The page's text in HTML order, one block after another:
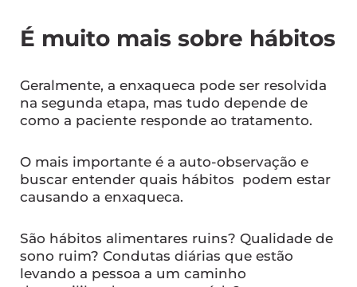
É muito mais sobre hábitos
Geralmente, a enxaqueca pode ser resolvida
na segunda etapa, mas tudo depende de
como a paciente responde ao tratamento.
O mais importante é a auto-observação e
buscar entender quais hábitos podem estar
causando a enxaqueca.
São hábitos alimentares ruins? Qualidade de
sono ruim? Condutas diárias que estão
levando a pessoa a um caminho